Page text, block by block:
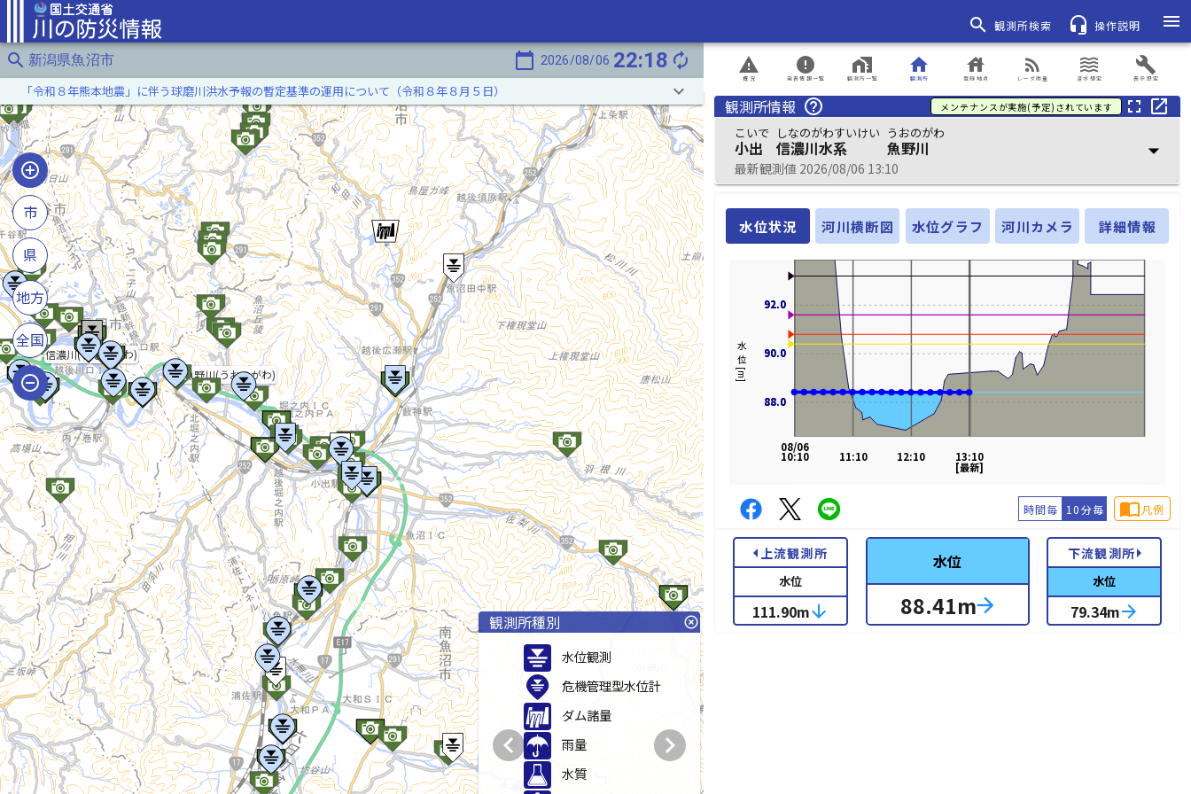
search 観測所検索 headset_mic 操作説明
menu
search 新潟県魚沼市 calendar_today 2026/08/06 22:18 autorenew
信濃川(しなのがわ)
魚野川(うおのがわ)
「令和８年熊本地震」に伴う球磨川洪水予報の暫定基準の運用について（令和８年８月５日） keyboard_arrow_down
市
県
地方
全国
観測所種別 highlight_off
水位観測
危機管理型水位計
ダム諸量
雨量
水質
chevron_left chevron_right
概況
report_problem
発表情報一覧
error
観測所一覧
home_work
観測所
home
登録地点
house
レーダ雨量
rss_feed
浸水想定
waves
表示設定
build
観測所情報 help_outline メンテナンスが実施(予定)されています fullscreen open_in_new
こいで
小出
しなのがわすいけい
信濃川水系
うおのがわ
魚野川
最新観測値 2026/08/06 13:10
arrow_drop_down
水位状況 河川横断図 水位グラフ 河川カメラ 詳細情報
88.0
90.0
92.0
水位[m]
88.0
90.0
92.0
13:10
[最新]
12:10
11:10
08/06
10:10
時間毎 10分毎 import_contacts凡例
arrow_left上流観測所
水位
111.90marrow_downward
水位
88.41marrow_forward
下流観測所arrow_right
水位
79.34marrow_forward